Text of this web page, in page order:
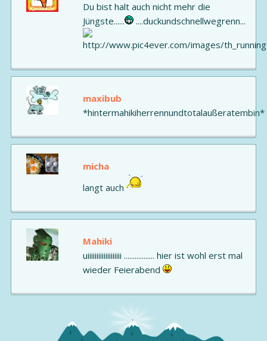
Du bist halt auch nicht mehr die
Jüngste......
....duckundschnellwegrenn...
maxibub
*hintermahikiherrennundtotalaußeratembin*
micha
langt auch
Mahiki
uiiiiiiiiiiiiiiiiiii ................. hier ist wohl erst mal
wieder Feierabend